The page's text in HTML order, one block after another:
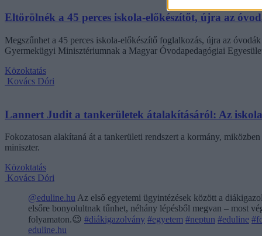
Eltörölnék a 45 perces iskola-előkészítőt, újra az
Megszűnhet a 45 perces iskola-előkészítő foglalkozás, újra az
Gyermekügyi Minisztériumnak a Magyar Óvodapedagógiai
Közoktatás
Kovács Dóri
Lannert Judit a tankerületek átalakításáról: Az
Fokozatosan alakítaná át a tankerületi rendszert a kormány,
miniszter.
Közoktatás
Kovács Dóri
@eduline.hu Az első egyetemi ügyintézések között a
elsőre bonyolultnak tűnhet, néhány lépésből megvan – most
folyamaton.😉 #diákigazolvány #egyetem #neptun #eduline
eduline.hu